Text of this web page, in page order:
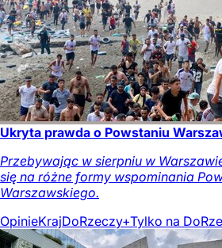
Ukryta prawda o Powstaniu
Przebywając w sierpniu w
się na różne formy wspominania
Warszawskiego.
OpinieKrajDoRzeczy+Tylko na